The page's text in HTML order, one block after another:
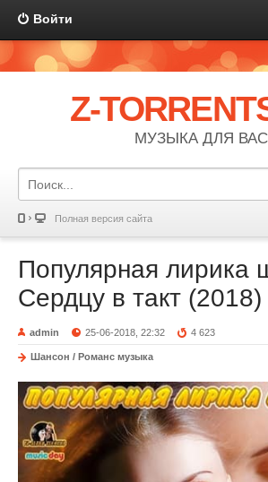
Войти
Z-
МУЗЫКА ДЛЯ ВАС
Полная версия сайта
Популярная лирика
Сердцу в такт
admin 25-06-2018, 22:32 4 623
Шансон / Романс музыка